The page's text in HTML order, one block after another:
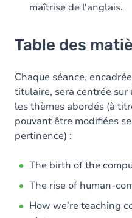
maîtrise de l'anglais.
Table des
Chaque séance,
titulaire, sera centrée sur
les thèmes abordés (à
pouvant être modifiées
pertinence) :
The birth of the
The rise of human-
How we’re teaching